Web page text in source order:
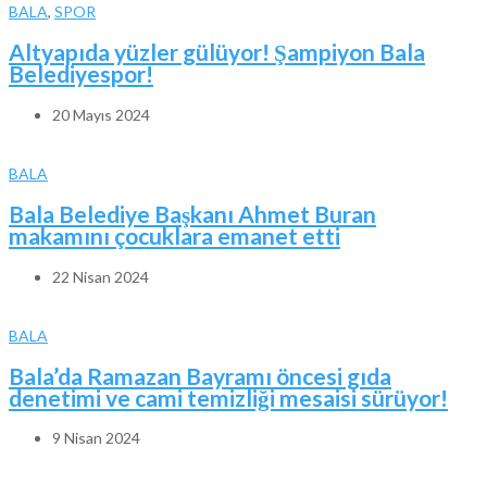
BALA, SPOR
Altyapıda yüzler gülüyor! Şampiyon Bala
Belediyespor!
20 Mayıs 2024
BALA
Bala Belediye Başkanı Ahmet Buran
makamını çocuklara emanet etti
22 Nisan 2024
BALA
Bala’da Ramazan Bayramı öncesi gıda
denetimi ve cami temizliği mesaisi sürüyor!
9 Nisan 2024